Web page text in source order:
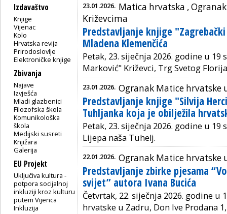
Izdavaštvo
Knjige
Vijenac
Kolo
Hrvatska revija
Prirodoslovlje
Elektroničke knjige
Zbivanja
Najave
Izvješća
Mladi glazbenici
Filozofska škola
Komunikološka
škola
Medijski susreti
Knjižara
Galerija
EU Projekt
Uključiva kultura -
potpora socijalnoj
inkluziji kroz kulturu
putem Vijenca
Inkluzija
23.01.2026. Matica hrvatska ,
Križevcima
Predstavljanje knjige
Mladena Klemenčića
Petak, 23. siječnja 2026. godine u
Marković" Križevci, Trg Svetog
23.01.2026. Ogranak Matice hrvatske
Predstavljanje knjige "Silvija
Tuhljanka koja je obilježila
Petak, 23. siječnja 2026. godine u 19
Lijepa naša Tuhelj.
22.01.2026. Ogranak Matice hrvatske
Predstavljanje zbirke pjesama
svijet” autora Ivana Bucića
Četvrtak, 22. siječnja 2026. godine u
hrvatske u Zadru, Don Ive Prodana